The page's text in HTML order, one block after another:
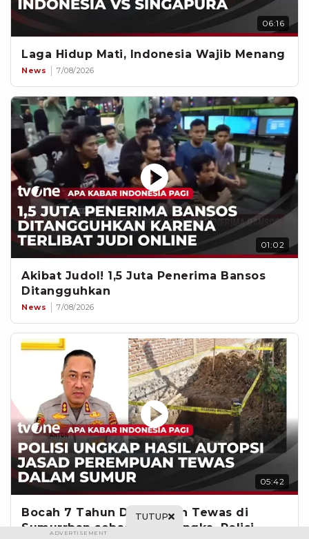
06:16
Laga Hidup Mati, Indonesia Wajib Menang
News 7/08/2026
01:02
Akibat Judol! 1,5 Juta Penerima Bansos
Ditangguhkan
News 7/08/2026
05:42
Bocah 7 Tahun Ditemukan Tewas di
Sumurrban sebagai Tersangka, Polisi
TUTUP
ADVERTISEMENT